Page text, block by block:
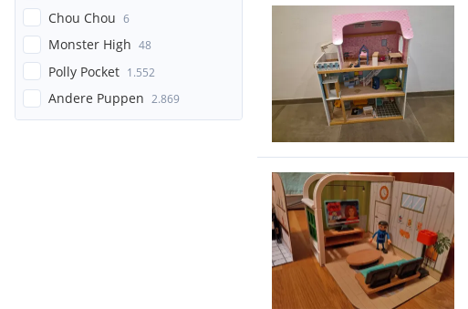
Chou Chou 6
Monster High 48
Polly Pocket 1.552
Andere Puppen 2.869